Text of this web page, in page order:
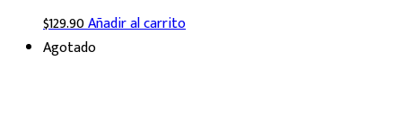
$129.90Añadir al carrito
Agotado